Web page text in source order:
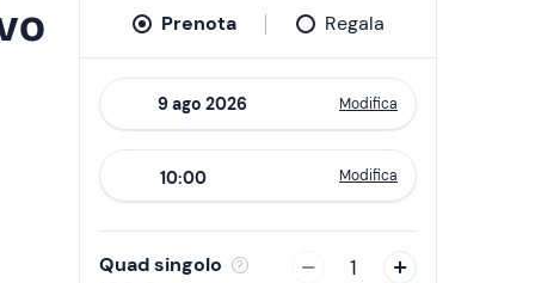
Prenota Regala
forward
to
interact
with
Modifica
10:00 Modifica
Quad singolo 1